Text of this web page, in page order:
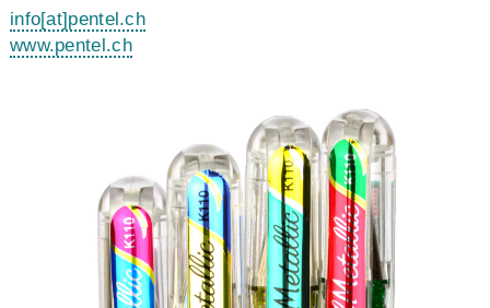
info[at]pentel.ch
www.pentel.ch